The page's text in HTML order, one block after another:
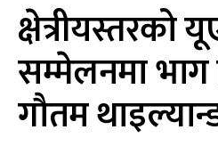
क्षेत्रीयस्तरको
सम्मेलनमा
गौतम